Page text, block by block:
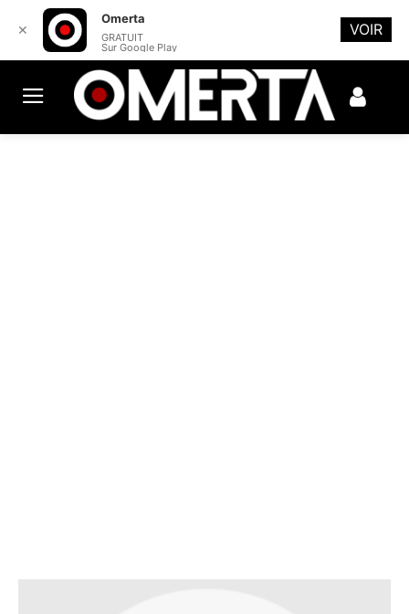
✕
Omerta
GRATUIT
Sur Google Play
VOIR